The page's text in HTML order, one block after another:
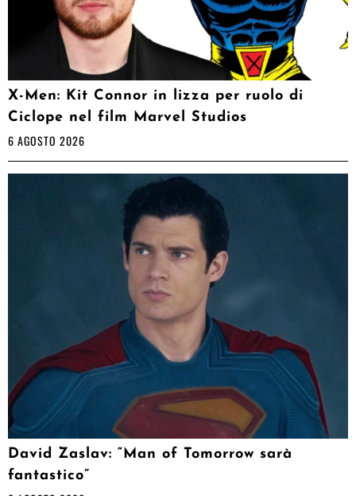
X-Men: Kit Connor in lizza per ruolo di
Ciclope nel film Marvel Studios
6 AGOSTO 2026
David Zaslav: “Man of Tomorrow sarà
fantastico”